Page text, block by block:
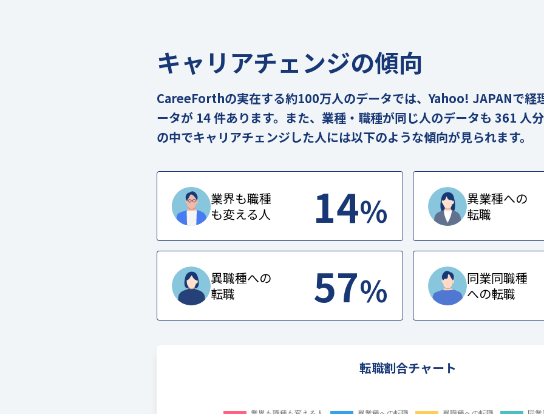
キャリアチェンジの傾向
CareeForthの実在する約100万人のデータでは、Yahoo! JAPANで経
ータが 14 件あります。また、業種・職種が同じ人のデータも 361 人
の中でキャリアチェンジした人には以下のような傾向が見られます。
業界も職種
も変える人
14%
異業種への
転職
異職種への
転職
57%
同業同職種
への転職
転職割合チャート